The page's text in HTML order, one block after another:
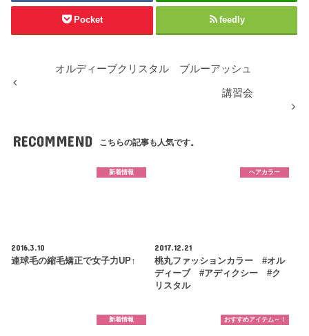
Pocket feedly
オルディーブクリスタル ブルーアッシュ
講習会
RECOMMEND こちらの記事も人気です。
新着情報
2016.3.10
連球毛の縮毛矯正で女子力UP↑
ヘアカラー
2017.12.21
桃丸ファッションカラー #オル
ディーブ #アディクシー #ク
リスタル
新着情報 おすすめアイテム～！